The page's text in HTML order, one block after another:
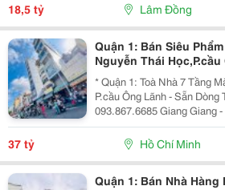
Pk Riêng Gara Và Sân
18,5 tỷ Lâm Đồng
Quận 1: Bán Siêu
Nguyễn Thái
Sh Vuông Đẹp- Dòng
Chính
* Quận 1: Toà Nhà 7 Tầng
P.cầu Ông Lãnh - Sẵn
093.867.6685 Giang Giang
4M * 20M. - Kết Cấu: 7
Tầng 2 Phòng Lớn. - Dòng
37 tỷ Hồ Chí Minh
Quận 1: Bán Nhà Hàng